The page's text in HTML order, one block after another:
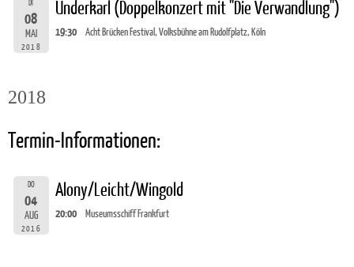
DI
08
MAI
2018
Underkarl (Doppelkonzert mit "Die Verwandlung")
19:30 Acht Brücken Festival, Volksbühne am Rudolfplatz, Köln
2018
Termin-Informationen:
DO
04
AUG
2016
Alony/Leicht/Wingold
20:00 Museumsschiff Frankfurt